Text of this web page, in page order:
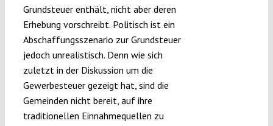
Grundsteuer enthält, nicht aber deren
Erhebung vorschreibt. Politisch ist ein
Abschaffungsszenario zur Grundsteuer
jedoch unrealistisch. Denn wie sich
zuletzt in der Diskussion um die
Gewerbesteuer gezeigt hat, sind die
Gemeinden nicht bereit, auf ihre
traditionellen Einnahmequellen zu